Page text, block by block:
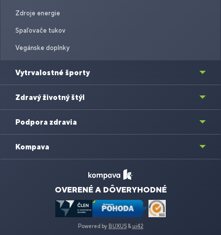
Zdroje energie
Spaľovače tukov
Vegánske doplnky
Vytrvalostné športy
Zdravý životný štýl
Podpora zdravia
Kompava
OVERENÉ A DÔVERYHODNÉ
Powered by BUXUS& ui42